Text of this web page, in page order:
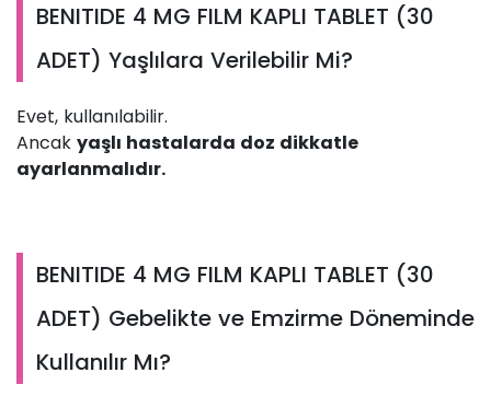
BENITIDE 4 MG FILM KAPLI TABLET (30
ADET) Yaşlılara Verilebilir Mi?
Evet, kullanılabilir.
Ancak yaşlı hastalarda doz dikkatle
ayarlanmalıdır.
BENITIDE 4 MG FILM KAPLI TABLET (30
ADET) Gebelikte ve Emzirme Döneminde
Kullanılır Mı?